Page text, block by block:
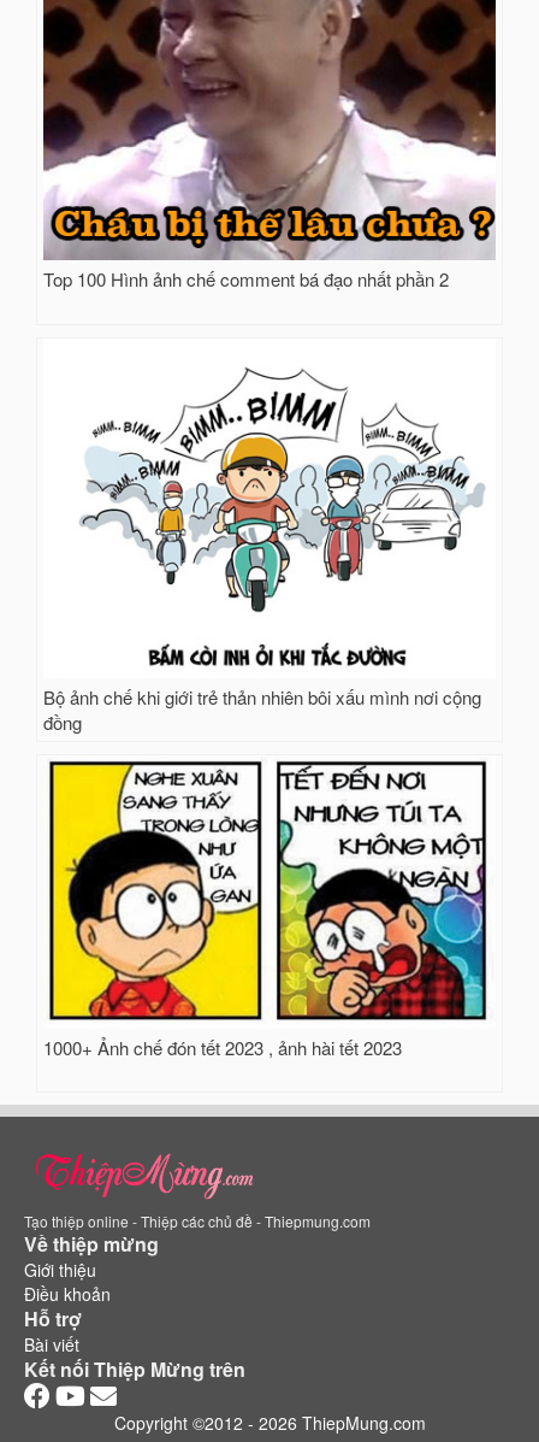
Top 100 Hình ảnh chế comment bá đạo nhất phần 2
Bộ ảnh chế khi giới trẻ thản nhiên bôi xấu mình nơi cộng
đồng
1000+ Ảnh chế đón tết 2023 , ảnh hài tết 2023
Tạo thiệp online - Thiệp các chủ đề - Thiepmung.com
Về thiệp mừng
Giới thiệu
Điều khoản
Hỗ trợ
Bài viết
Kết nối Thiệp Mừng trên
Copyright ©2012 - 2026 ThiepMung.com